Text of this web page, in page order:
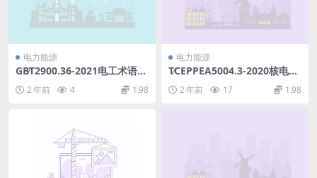
电力能源
GB∕T2900.36-2021电工术语电
2 年前 4 1.98
电力能源
T∕CEPPEA5004.3-2020核电厂
度规定第3部分：电厂化学(8.7
2 年前 17 1.98